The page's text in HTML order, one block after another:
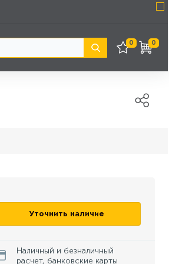
0 0
Уточнить наличие
Наличный и безналичный
расчет, банковские карты